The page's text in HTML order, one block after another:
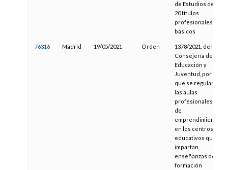
de Estudios de
20 títulos
profesionales
básicos
76316 Madrid 19/05/2021 Orden
1378/2021, de la
Consejería de
Educación y
Juventud, por la
que se regulan
las aulas
profesionales
de
emprendimiento
en los centros
educativos que
impartan
enseñanzas de
formación